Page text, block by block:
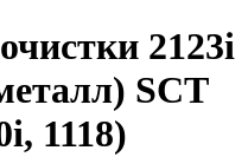
2123i
SCT
1118)